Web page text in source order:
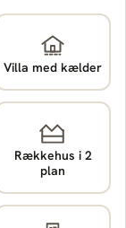
Villa med kælder
Rækkehus i 2
plan